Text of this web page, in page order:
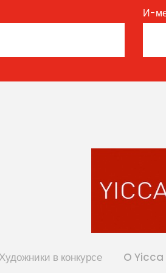
И-
Художники в конкурсе O Yicca